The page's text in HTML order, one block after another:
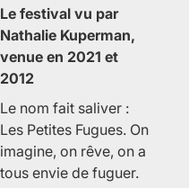
Le festival vu par
Nathalie Kuperman,
venue en 2021 et
2012
Le nom fait saliver :
Les Petites Fugues. On
imagine, on rêve, on a
tous envie de fuguer.